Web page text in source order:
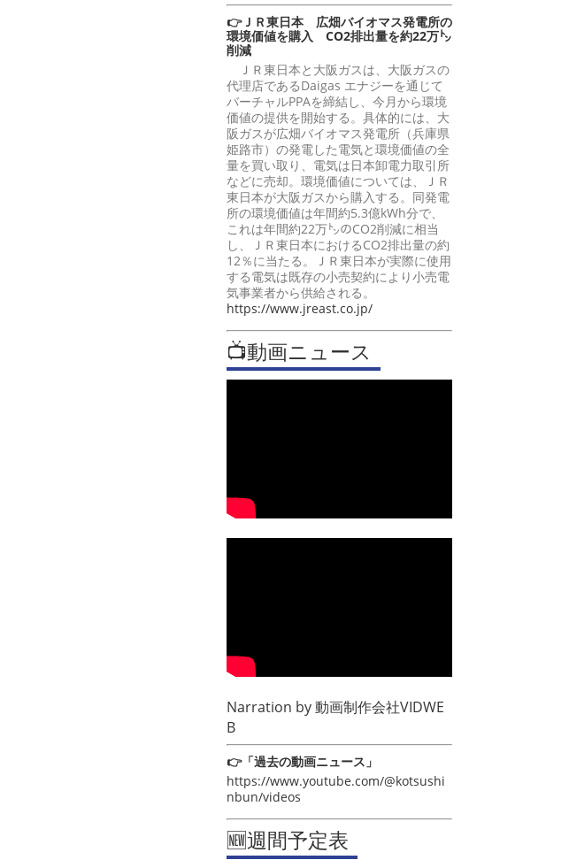
👉ＪＲ東日本 広畑バイオマス発電所の
環境価値を購入 CO2排出量を約22万㌧
削減
ＪＲ東日本と大阪ガスは、大阪ガスの
代理店であるDaigas エナジーを通じて
バーチャルPPAを締結し、今月から環境
価値の提供を開始する。具体的には、大
阪ガスが広畑バイオマス発電所（兵庫県
姫路市）の発電した電気と環境価値の全
量を買い取り、電気は日本卸電力取引所
などに売却。環境価値については、ＪＲ
東日本が大阪ガスから購入する。同発電
所の環境価値は年間約5.3億kWh分で、
これは年間約22万㌧のCO2削減に相当
し、ＪＲ東日本におけるCO2排出量の約
12％に当たる。ＪＲ東日本が実際に使用
する電気は既存の小売契約により小売電
気事業者から供給される。
https://www.jreast.co.jp/
📺動画ニュース
Narration by動画制作会社VIDWE
B
👉「過去の動画ニュース」
https://www.youtube.com/@kotsushi
nbun/videos
🆕週間予定表